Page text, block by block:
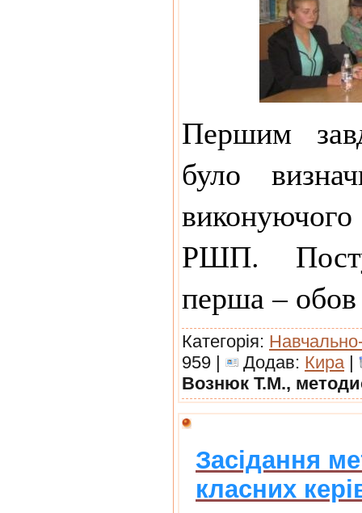
Першим
було
РШП.
перша –
Категорія:
959 |
Додав: Кира |
Вознюк Т.М.,
Засідання
класних